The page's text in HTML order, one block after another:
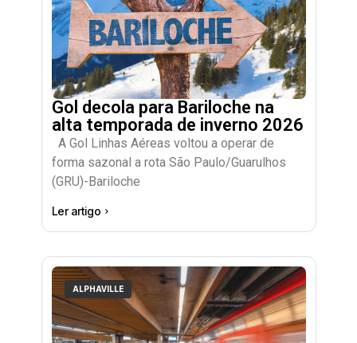
Gol decola para Bariloche na
alta temporada de inverno 2026
A Gol Linhas Aéreas voltou a operar de
forma sazonal a rota São Paulo/Guarulhos
(GRU)-Bariloche
Ler artigo
ALPHAVILLE